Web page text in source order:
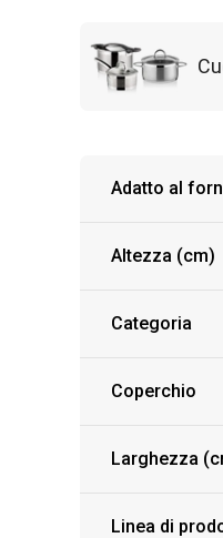
Adatto al
Altezza (cm)
Categoria
Coperchio
Larghezza
Linea di